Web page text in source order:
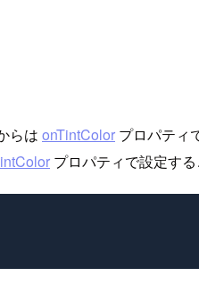
らは onTintColor プロパティ
プロパティで設定す